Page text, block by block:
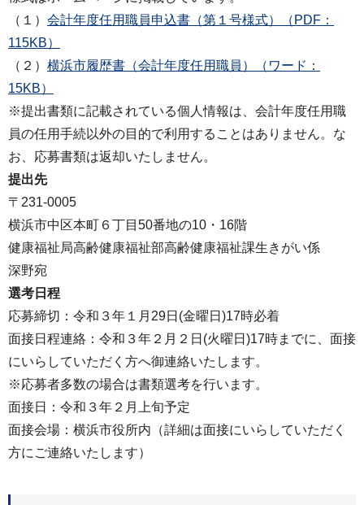
（１） 会計年度任用職員申込書（第１号様式）（PDF：
115KB）
（２） 横浜市履歴書（会計年度任用職員）（ワード：
15KB）
※提出書類に記載されている個人情報は、会計年度任用職
員の任用手続以外の目的で利用することはありません。な
お、応募書類は返却いたしません。
提出先
〒231-0005
横浜市中区本町６丁目50番地の10・16階
健康福祉局高齢健康福祉部高齢健康福祉課生きがい係
深野宛
選考日程
応募締切：令和３年１月29日(金曜日)17時必着
面接日程連絡：令和３年２月２日(火曜日)17時までに、面接
にいらしていただく方へ御連絡いたします。
※応募者多数の場合は書類選考を行います。
面接日：令和３年２月上旬予定
面接会場：横浜市役所内（詳細は面接にいらしていただく
方にご連絡いたします）